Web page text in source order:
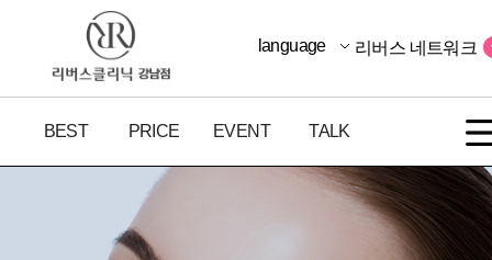
BEST PRICE EVENT TALK
language 리버스 네트워크